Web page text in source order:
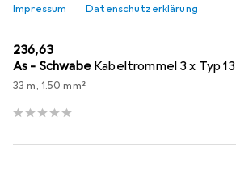
Impressum Datenschutzerklärung
EUR
236,63
As - Schwabe Kabeltrommel 3 x Typ 13
33 m, 1.50 mm²